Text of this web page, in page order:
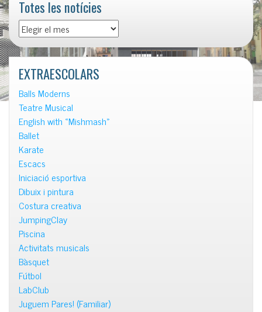
Totes les notícies
Totes
les
notícies
EXTRAESCOLARS
Balls Moderns
Teatre Musical
English with «Mishmash»
Ballet
Karate
Escacs
Iniciació esportiva
Dibuix i pintura
Costura creativa
JumpingClay
Piscina
Activitats musicals
Bàsquet
Fútbol
LabClub
Juguem Pares! (Familiar)